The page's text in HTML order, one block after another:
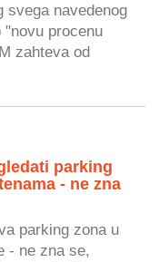
svega navedenog
procenu
zahteva od
parking
- ne zna
parking zona u
- ne zna se,